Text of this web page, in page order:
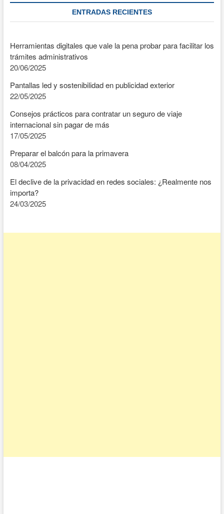
ENTRADAS RECIENTES
Herramientas digitales que vale la pena probar para facilitar los
trámites administrativos
20/06/2025
Pantallas led y sostenibilidad en publicidad exterior
22/05/2025
Consejos prácticos para contratar un seguro de viaje
internacional sin pagar de más
17/05/2025
Preparar el balcón para la primavera
08/04/2025
El declive de la privacidad en redes sociales: ¿Realmente nos
importa?
24/03/2025